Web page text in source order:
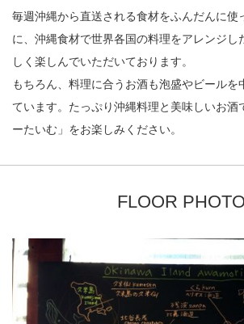
毎週沖縄から直送される食材をふんだんに使
に、沖縄食材で世界各国の料理をアレンジし
しく楽しんでいただいております。
もちろん、料理に合うお酒も泡盛やビールを
ています。たっぷり沖縄料理と美味しいお酒
ーたいむ」をお楽しみください。
FLOOR PHOTO